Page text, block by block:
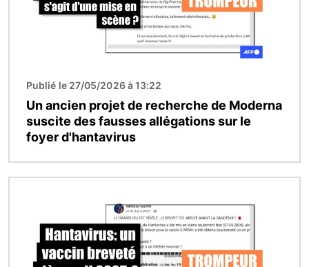
Publié le 27/05/2026 à 13:22
Un ancien projet de recherche de Moderna
suscite des fausses allégations sur le
foyer d'hantavirus